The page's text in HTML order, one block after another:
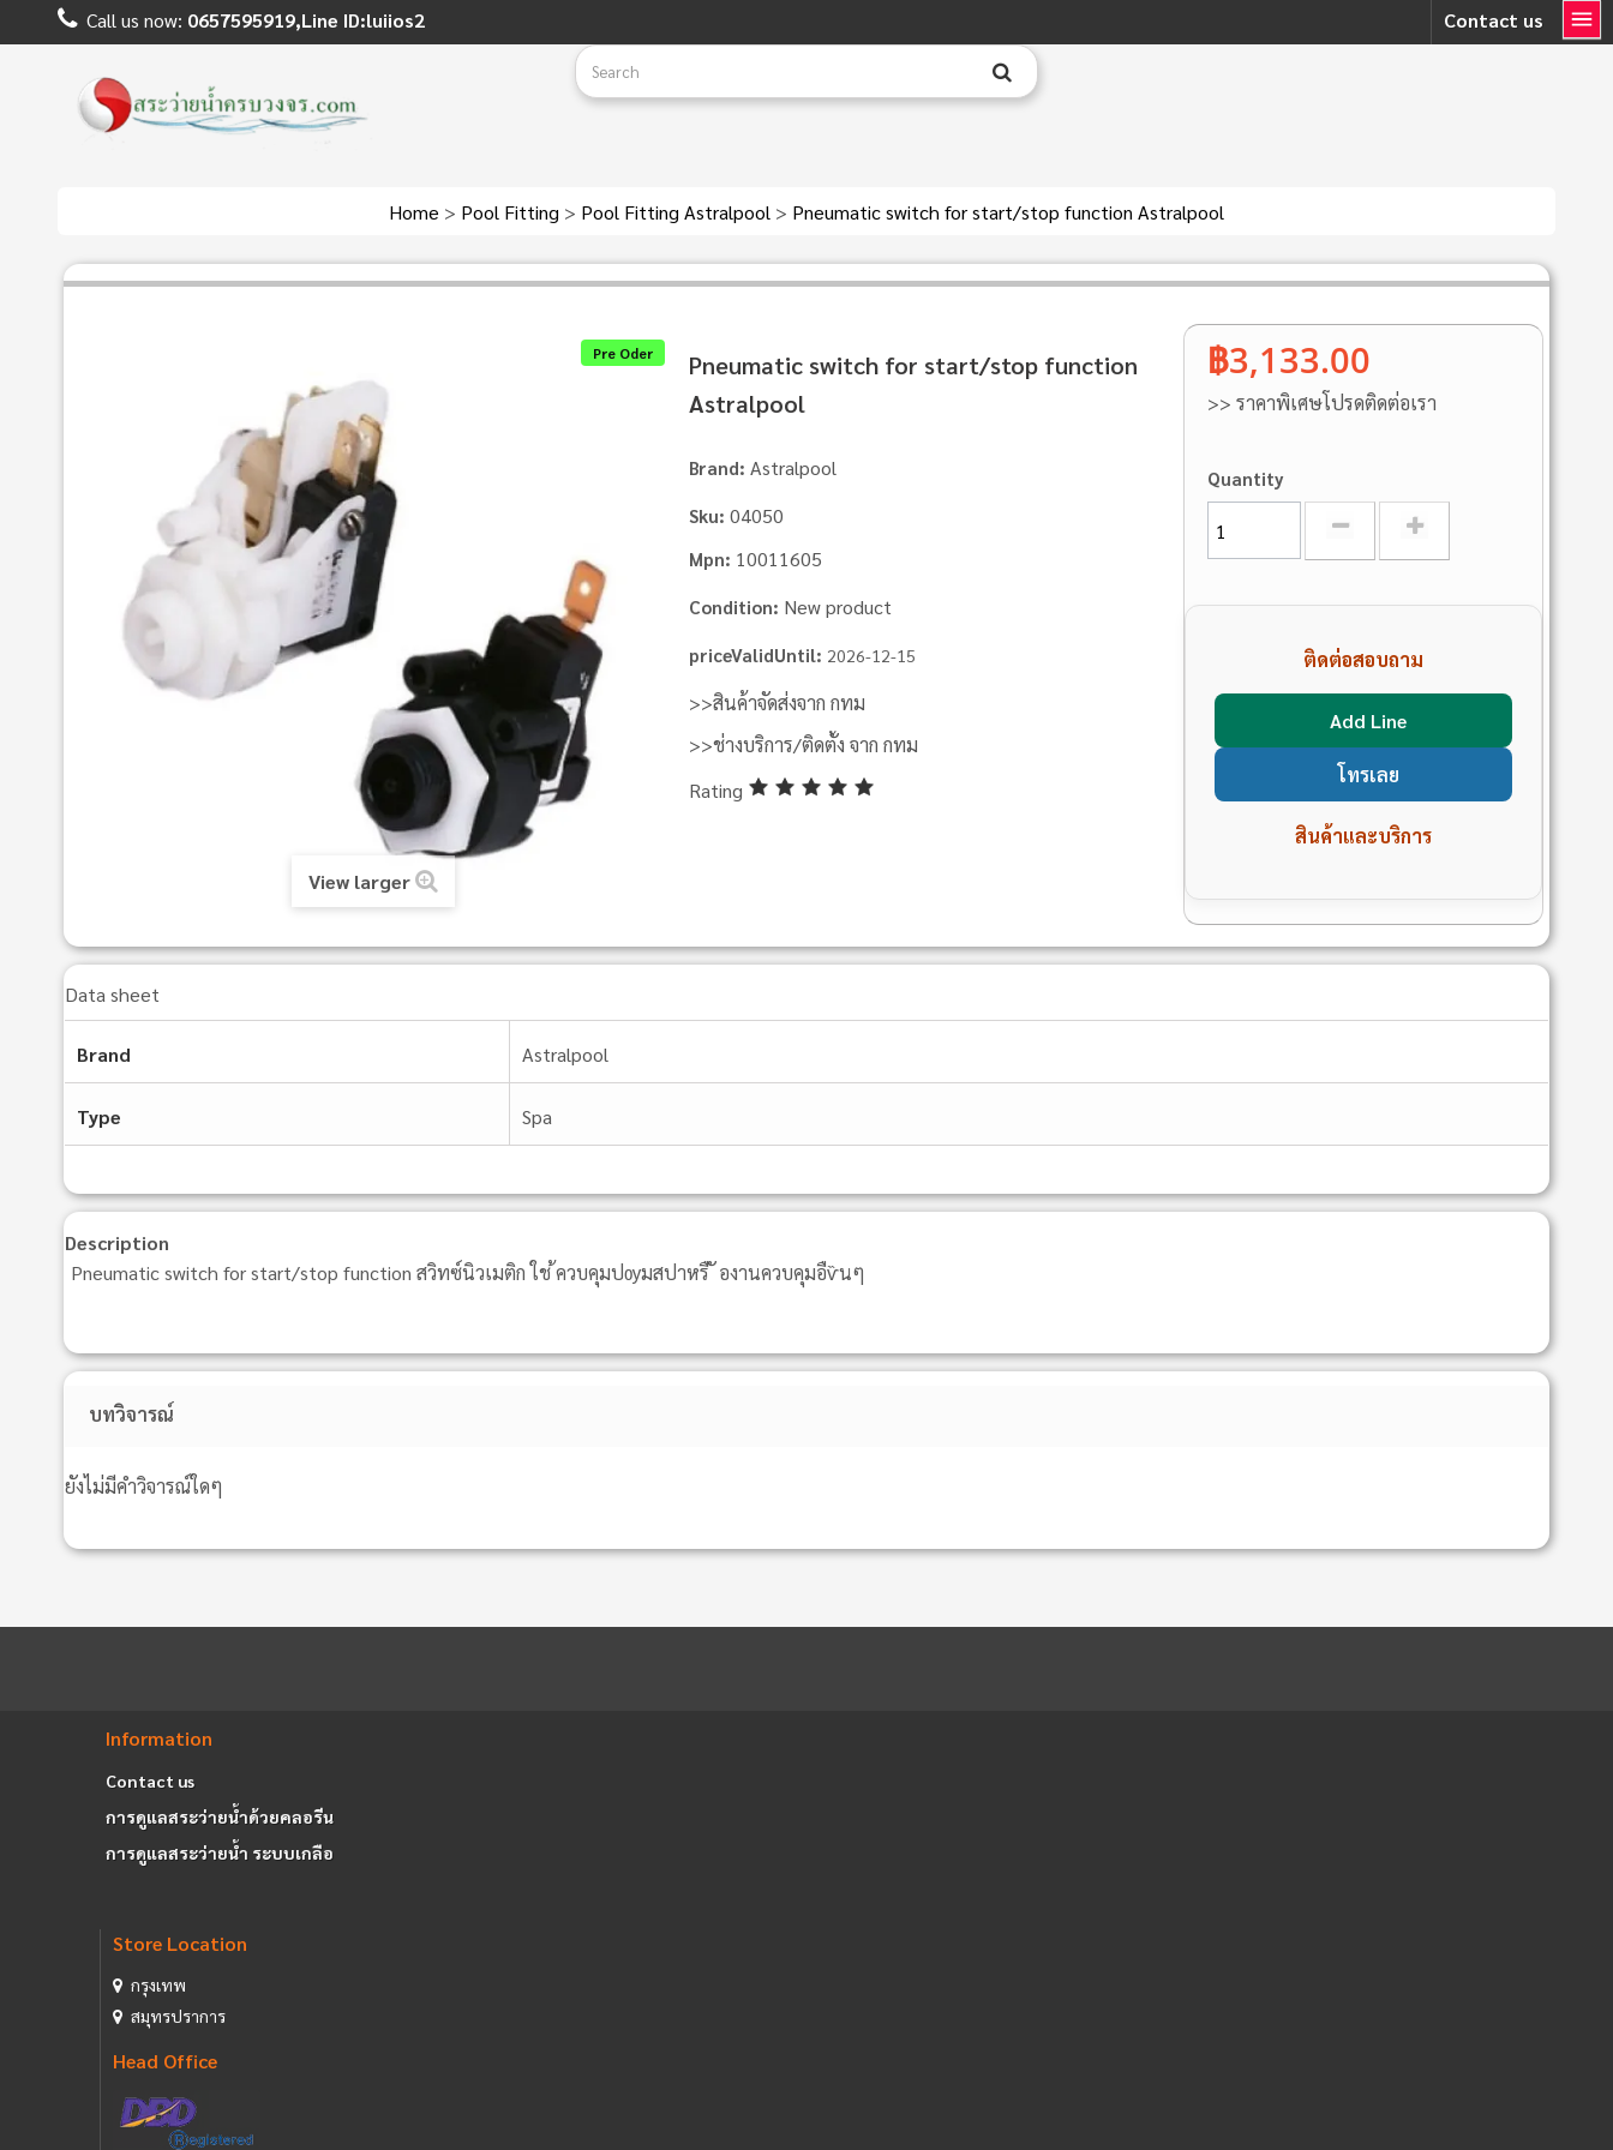
Contact us
Call us now: 0657595919,Line ID:luiios2
Home > Pool Fitting > Pool Fitting Astralpool > Pneumatic switch for start/stop function Astralpool
Pre Oder
View larger
Pneumatic switch for start/stop function
Astralpool
Brand: Astralpool
Sku: 04050
Mpn: 10011605
Condition: New product
priceValidUntil: 2026-12-15
>>สินค้าจัดส่งจาก กทม
>>ช่างบริการ/ติดตั้ง จาก กทม
Rating
฿3,133.00
>> ราคาพิเศษโปรดติดต่อเรา
Quantity
ติดต่อสอบถาม
Add Line
โทรเลย
สินค้าและบริการ
Data sheet
Brand Astralpool
Type Spa
Description
Pneumatic switch for start/stop function สวิทซ์นิวเมติก ใช ้ควบคุมปѹมสปาหรื ั องานควบคุมอืѷนๆ
บทวิจารณ์
ยังไม่มีคำวิจารณ์ใดๆ
Information
Contact us
การดูแลสระว่ายน้ำด้วยคลอรีน
การดูแลสระว่ายน้ำ ระบบเกลือ
Store Location
กรุงเทพ
สมุทรปราการ
Head Office